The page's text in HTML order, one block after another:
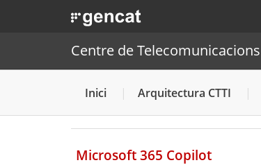
. Obre en una nova finestra.
Centre de
Inici Arquitectura CTTI
. Obre en una nova finestra.
Microsoft 365 Copilot